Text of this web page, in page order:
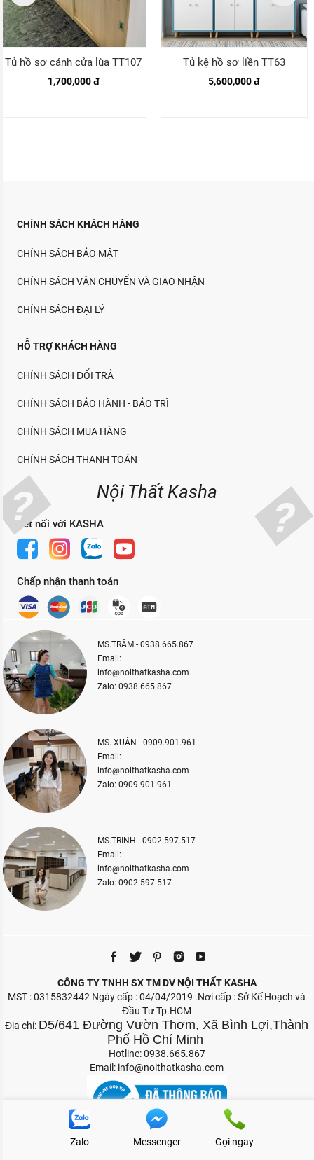
Tủ hồ sơ cánh cửa lùa TT107
1,700,000 đ
Tủ kệ hồ sơ liền TT63
5,600,000 đ
CHÍNH SÁCH KHÁCH HÀNG
CHÍNH SÁCH BẢO MẬT
CHÍNH SÁCH VẬN CHUYỂN VÀ GIAO NHẬN
CHÍNH SÁCH ĐẠI LÝ
HỖ TRỢ KHÁCH HÀNG
CHÍNH SÁCH ĐỔI TRẢ
CHÍNH SÁCH BẢO HÀNH - BẢO TRÌ
CHÍNH SÁCH MUA HÀNG
CHÍNH SÁCH THANH TOÁN
Nội Thất Kasha
Kết nối với KASHA
Chấp nhận thanh toán
MS.TRÂM - 0938.665.867
Email:
info@noithatkasha.com
Zalo: 0938.665.867
MS. XUÂN - 0909.901.961
Email:
info@noithatkasha.com
Zalo: 0909.901.961
MS.TRINH - 0902.597.517
Email:
info@noithatkasha.com
Zalo: 0902.597.517
CÔNG TY TNHH SX TM DV NỘI THẤT KASHA
MST : 0315832442 Ngày cấp : 04/04/2019 .Nơi cấp : Sở Kế Hoạch và
Đầu Tư Tp.HCM
Địa chỉ: D5/641 Đường Vườn Thơm, Xã Bình Lợi,Thành
Phố Hồ Chí Minh
Hotline: 0938.665.867
Email: info@noithatkasha.com
Bản quyền 2026 Nội Thất Kasha
Zalo Messenger Gọi ngay